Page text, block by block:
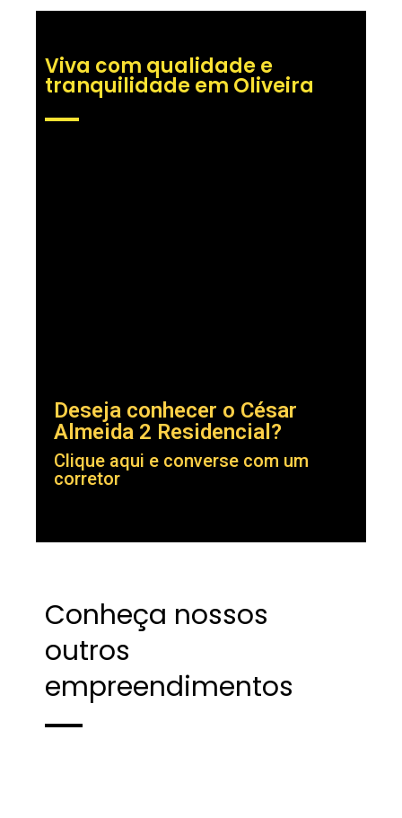
Viva com qualidade e
tranquilidade em Oliveira
Deseja conhecer o César
Almeida 2 Residencial?
Clique aqui e converse com um
corretor
Conheça nossos
outros
empreendimentos